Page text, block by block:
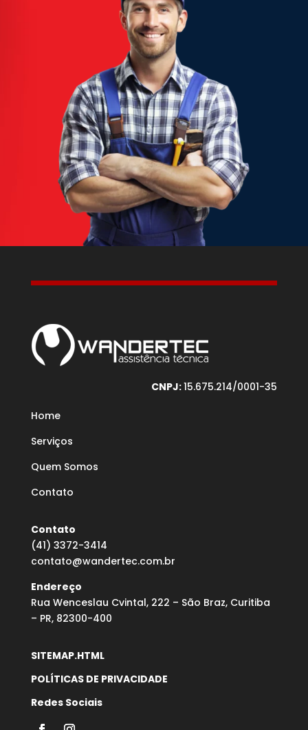
CNPJ:15.675.214/0001-35
Home
Serviços
Quem Somos
Contato
Contato
(41) 3372-3414
contato@wandertec.com.br
Endereço
Rua Wenceslau Cvintal, 222 – São Braz, Curitiba
– PR, 82300-400
SITEMAP.HTML
POLÍTICAS DE PRIVACIDADE
Redes Sociais